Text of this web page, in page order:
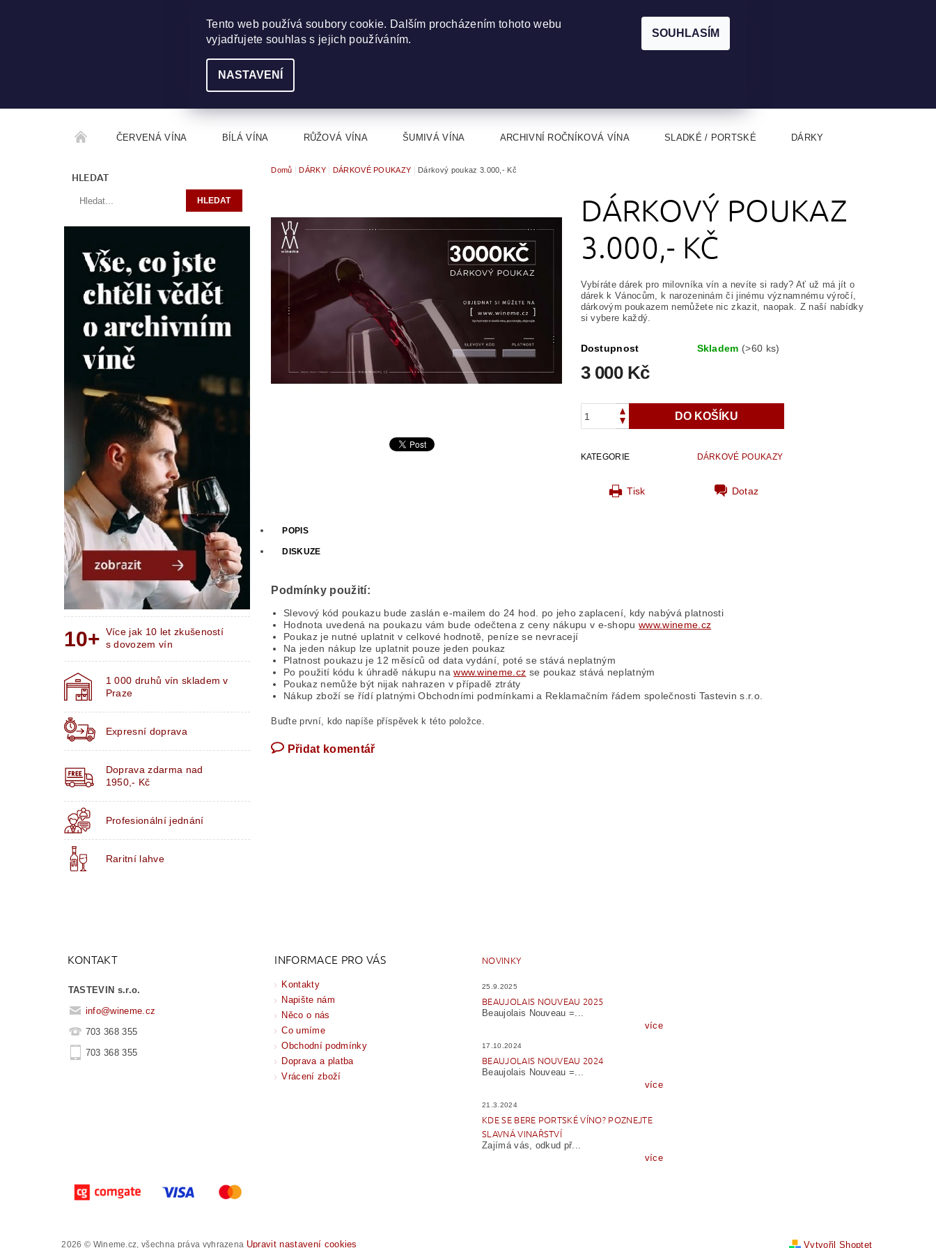
ČERVENÁ VÍNA BÍLÁ VÍNA RŮŽOVÁ VÍNA ŠUMIVÁ VÍNA ARCHIVNÍ ROČNÍKOVÁ VÍNA SLADKÉ / PORTSKÉ DÁRKY
ROČNÍKOVÝ ALKOHOL ROZCESTNÍK VÍN
HLEDAT
Více jak 10 let zkušeností
s dovozem vín
1 000 druhů vín skladem v
Praze
Expresní doprava
Doprava zdarma nad
1950,- Kč
Profesionální jednání
Raritní lahve
Domů DÁRKY DÁRKOVÉ POUKAZY Dárkový poukaz 3.000,- Kč
DÁRKOVÝ POUKAZ
3.000,- KČ
Vybíráte dárek pro milovníka vín a nevíte si rady? Ať už má jít o
dárek k Vánocům, k narozeninám či jinému významnému výročí,
dárkovým poukazem nemůžete nic zkazit, naopak. Z naší nabídky
si vybere každý.
Dostupnost Skladem (>60 ks)
3 000 Kč
KATEGORIE DÁRKOVÉ POUKAZY
Tisk Dotaz
POPIS
DISKUZE
Podmínky použití:
Slevový kód poukazu bude zaslán e-mailem do 24 hod. po jeho zaplacení, kdy nabývá platnosti
Hodnota uvedená na poukazu vám bude odečtena z ceny nákupu v e-shopuwww.wineme.cz
Poukaz je nutné uplatnit v celkové hodnotě, peníze se nevracejí
Na jeden nákup lze uplatnit pouze jeden poukaz
Platnost poukazu je 12 měsíců od data vydání, poté se stává neplatným
Po použití kódu k úhradě nákupu nawww.wineme.cz se poukaz stává neplatným
Poukaz nemůže být nijak nahrazen v případě ztráty
Nákup zboží se řídí platnými Obchodními podmínkami a Reklamačním řádem společnosti Tastevin s.r.o.
Buďte první, kdo napíše příspěvek k této položce.
Přidat komentář
KONTAKT
TASTEVIN s.r.o.
info@wineme.cz
703 368 355
703 368 355
INFORMACE PRO VÁS
Kontakty
Napište nám
Něco o nás
Co umíme
Obchodní podmínky
Doprava a platba
Vrácení zboží
NOVINKY
25.9.2025
BEAUJOLAIS NOUVEAU 2025
Beaujolais Nouveau =...
více
17.10.2024
BEAUJOLAIS NOUVEAU 2024
Beaujolais Nouveau =...
více
21.3.2024
KDE SE BERE PORTSKÉ VÍNO? POZNEJTE
SLAVNÁ VINAŘSTVÍ
Zajímá vás, odkud př...
více
2026 © Wineme.cz, všechna práva vyhrazena Upravit nastavení cookies Vytvořil Shoptet
Tento web používá soubory cookie. Dalším procházením tohoto webu
vyjadřujete souhlas s jejich používáním.
NASTAVENÍ
SOUHLASÍM